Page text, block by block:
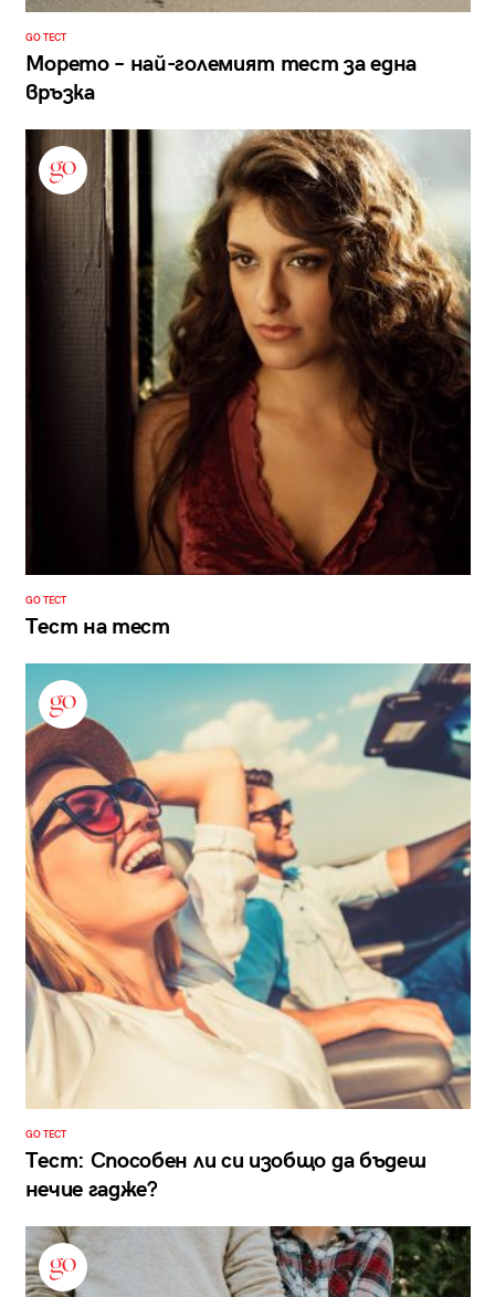
GO ТЕСТ
Морето – най-големият тест за една
връзка
GO ТЕСТ
Тест на тест
GO ТЕСТ
Тест: Способен ли си изобщо да бъдеш
нечие гадже?